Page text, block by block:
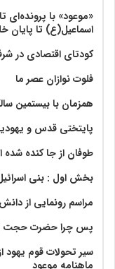
«موعود» با
اسماعیل(ع) تا پایان
کودتای اقتصادی در
فلوت نوازان عصر ما
همزمان با بیستمین
پایتختی قدس و
طوفان از جا کنده
بخش اول : بنی
مراسم رونمایی از
پس چرا حضرت حجت
سیر تحولات قوم
ماهنامه موعود